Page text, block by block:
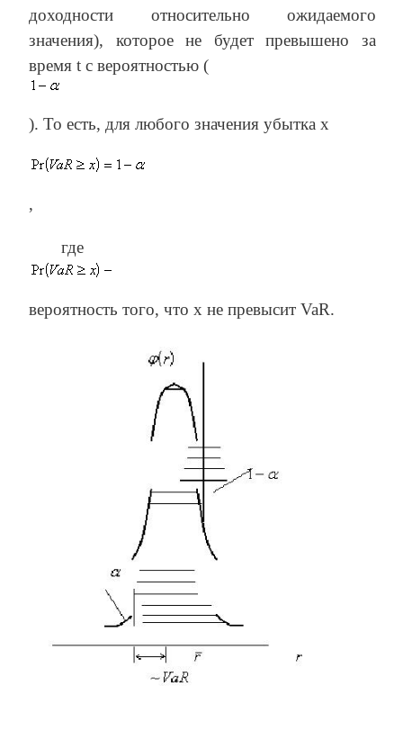
доходности относительно ожидаемого
значения), которое не будет превышено за
время t с вероятностью (
). То есть, для любого значения убытка x
,
где
вероятность того, что x не превысит VaR.